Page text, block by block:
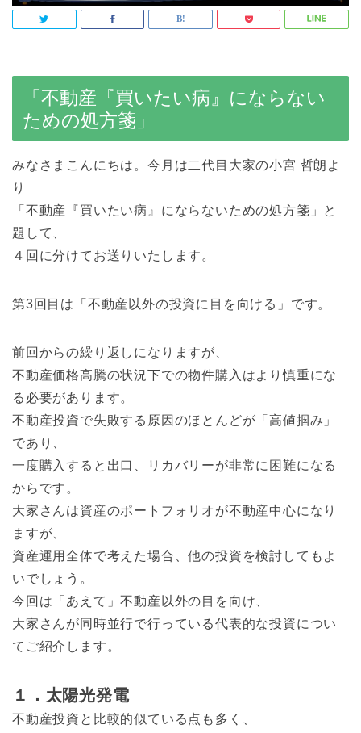
「不動産『買いたい病』にならない
ための処方箋」
みなさまこんにちは。今月は二代目大家の小宮 哲朗よ
り
「不動産『買いたい病』にならないための処方箋」と
題して、
４回に分けてお送りいたします。
第3回目は「不動産以外の投資に目を向ける」です。
前回からの繰り返しになりますが、
不動産価格高騰の状況下での物件購入はより慎重にな
る必要があります。
不動産投資で失敗する原因のほとんどが「高値掴み」
であり、
一度購入すると出口、リカバリーが非常に困難になる
からです。
大家さんは資産のポートフォリオが不動産中心になり
ますが、
資産運用全体で考えた場合、他の投資を検討してもよ
いでしょう。
今回は「あえて」不動産以外の目を向け、
大家さんが同時並行で行っている代表的な投資につい
てご紹介します。
１．太陽光発電
不動産投資と比較的似ている点も多く、